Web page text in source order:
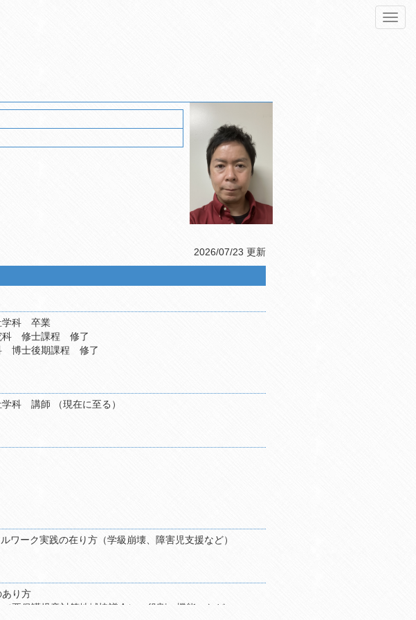
2026/07/23 更新
学科 卒業
科 修士課程 修了
博士後期課程 修了
西九州大学健康福祉学部社会福祉学科 講師 （現在に至る）
ワーク実践の在り方（学級崩壊、障害児支援など）
あり方
（要保護児童対策地域協議会）の役割、機能 など